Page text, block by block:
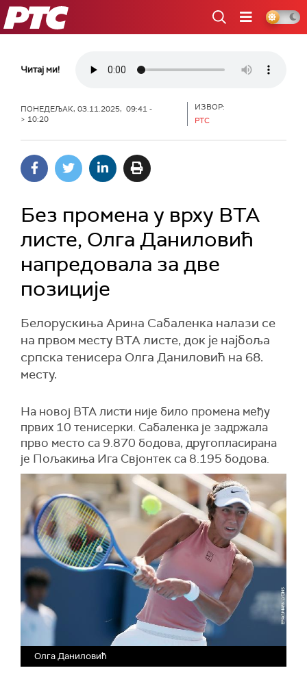
РТС
Читај ми!
ПОНЕДЕЉАК, 03.11.2025, 09:41 -
> 10:20
ИЗВОР:
РТС
Без промена у врху ВТА
листе, Олга Даниловић
напредовала за две
позиције
Белорускиња Арина Сабаленка налази се
на првом месту ВТА листе, док је најбоља
српска тенисера Олга Даниловић на 68.
месту.
На новој ВТА листи није било промена међу
првих 10 тенисерки. Сабаленка је задржала
прво место са 9.870 бодова, другопласирана
је Пољакиња Ига Свјонтек са 8.195 бодова.
Олга Даниловић